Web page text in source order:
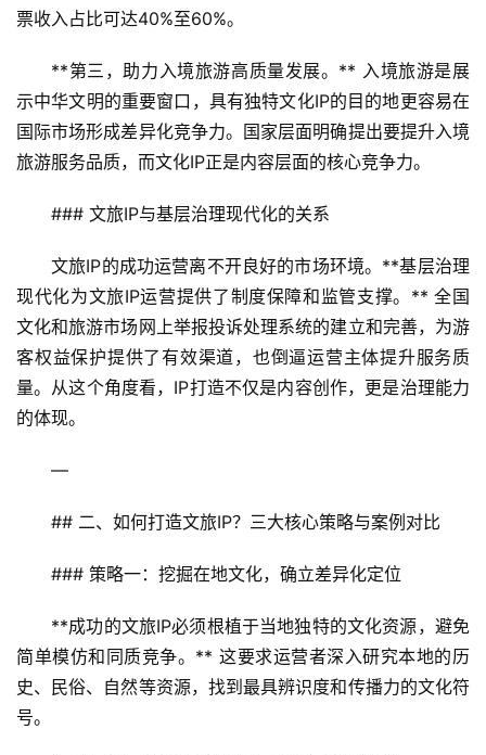
票收入占比可达40%至60%。
**第三，助力入境旅游高质量发展。** 入境旅游是展
示中华文明的重要窗口，具有独特文化IP的目的地更容易在
国际市场形成差异化竞争力。国家层面明确提出要提升入境
旅游服务品质，而文化IP正是内容层面的核心竞争力。
### 文旅IP与基层治理现代化的关系
文旅IP的成功运营离不开良好的市场环境。**基层治理
现代化为文旅IP运营提供了制度保障和监管支撑。** 全国
文化和旅游市场网上举报投诉处理系统的建立和完善，为游
客权益保护提供了有效渠道，也倒逼运营主体提升服务质
量。从这个角度看，IP打造不仅是内容创作，更是治理能力
的体现。
—
## 二、如何打造文旅IP？三大核心策略与案例对比
### 策略一：挖掘在地文化，确立差异化定位
**成功的文旅IP必须根植于当地独特的文化资源，避免
简单模仿和同质竞争。** 这要求运营者深入研究本地的历
史、民俗、自然等资源，找到最具辨识度和传播力的文化符
号。